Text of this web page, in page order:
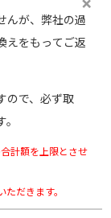
んが、弊社の過
えをもってご返
ので、必ず取
計額を上限とさせ
だきます。